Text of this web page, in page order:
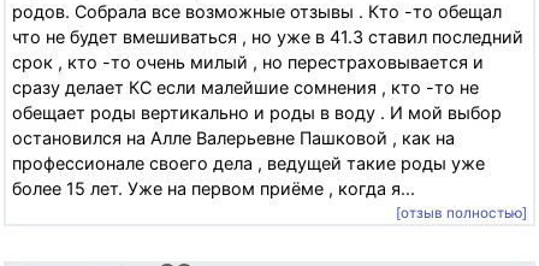
родов. Собрала все возможные отзывы . Кто -то обещал
что не будет вмешиваться , но уже в 41.3 ставил последний
срок , кто -то очень милый , но перестраховывается и
сразу делает КС если малейшие сомнения , кто -то не
обещает роды вертикально и роды в воду . И мой выбор
остановился на Алле Валерьевне Пашковой , как на
профессионале своего дела , ведущей такие роды уже
более 15 лет. Уже на первом приёме , когда я...
[отзыв полностью]